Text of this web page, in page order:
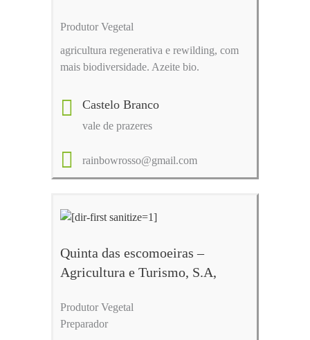
Produtor Vegetal
agricultura regenerativa e rewilding, com
mais biodiversidade. Azeite bio.
Castelo Branco
vale de prazeres
rainbowrosso@gmail.com
Quinta das escomoeiras –
Agricultura e Turismo, S.A,
Produtor Vegetal
Preparador